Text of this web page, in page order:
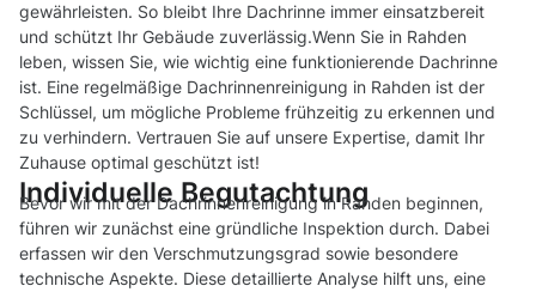
gewährleisten. So bleibt Ihre Dachrinne immer einsatzbereit
und schützt Ihr Gebäude zuverlässig.Wenn Sie in Rahden
leben, wissen Sie, wie wichtig eine funktionierende Dachrinne
ist. Eine regelmäßige Dachrinnenreinigung in Rahden ist der
Schlüssel, um mögliche Probleme frühzeitig zu erkennen und
zu verhindern. Vertrauen Sie auf unsere Expertise, damit Ihr
Zuhause optimal geschützt ist!
Individuelle Begutachtung
Bevor wir mit der Dachrinnenreinigung in Rahden beginnen,
führen wir zunächst eine gründliche Inspektion durch. Dabei
erfassen wir den Verschmutzungsgrad sowie besondere
technische Aspekte. Diese detaillierte Analyse hilft uns, eine